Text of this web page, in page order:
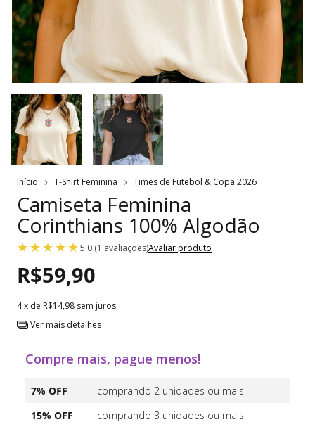
Início T-Shirt Feminina Times de Futebol & Copa 2026
Camiseta Feminina
Corinthians 100% Algodão
5.0 (1 avaliações)Avaliar produto
R$59,90
4x de R$14,98 sem juros
Ver mais detalhes
Compre mais, pague menos!
7% OFF
comprando 2 unidades ou mais
15% OFF
comprando 3 unidades ou mais